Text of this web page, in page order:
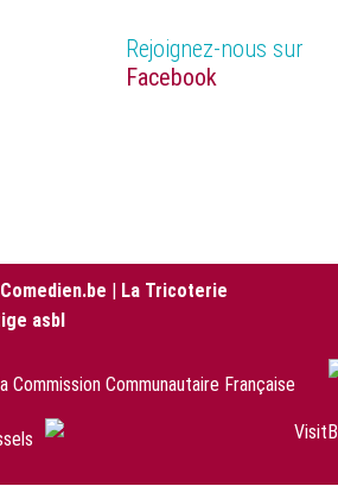
Rejoignez-nous sur
Facebook
Comedien.be | La Tricoterie
asbl
Commission Communautaire Française